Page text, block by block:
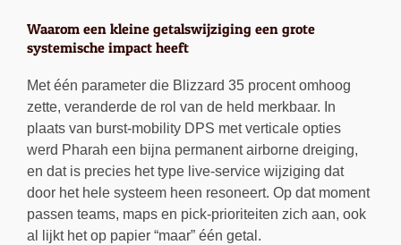
Waarom een kleine getalswijziging een grote
systemische impact heeft
Met één parameter die Blizzard 35 procent omhoog
zette, veranderde de rol van de held merkbaar. In
plaats van burst-mobility DPS met verticale opties
werd Pharah een bijna permanent airborne dreiging,
en dat is precies het type live-service wijziging dat
door het hele systeem heen resoneert. Op dat moment
passen teams, maps en pick-prioriteiten zich aan, ook
al lijkt het op papier “maar” één getal.